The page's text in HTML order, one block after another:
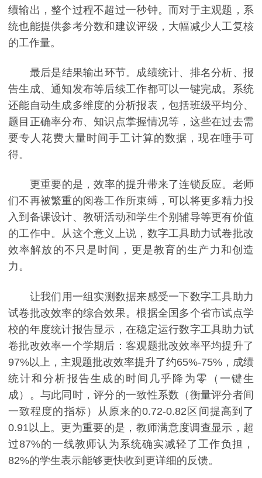
绩输出，整个过程不超过一秒钟。而对于主观题，系
统也能提供参考分数和建议评级，大幅减少人工复核
的工作量。
最后是结果输出环节。成绩统计、排名分析、报
告生成、通知发布等后续工作都可以一键完成。系统
还能自动生成多维度的分析报表，包括班级平均分、
题目正确率分布、知识点掌握情况等，这些在过去需
要专人花费大量时间手工计算的数据，现在唾手可
得。
更重要的是，效率的提升带来了连锁反应。老师
们不再被繁重的阅卷工作所束缚，可以将更多精力投
入到备课设计、教研活动和学生个别辅导等更有价值
的工作中。从这个意义上说，数字工具助力试卷批改
效率解放的不只是时间，更是教育的生产力和创造
力。
让我们用一组实测数据来感受一下数字工具助力
试卷批改效率的综合效果。根据全国多个省市试点学
校的年度统计报告显示，在稳定运行数字工具助力试
卷批改效率一个学期后：客观题批改效率平均提升了
97%以上，主观题批改效率提升了约65%-75%，成绩
统计和分析报告生成的时间几乎降为零（一键生
成）。与此同时，评分的一致性系数（衡量评分者间
一致程度的指标）从原来的0.72-0.82区间提高到了
0.91以上。更为重要的是，教师满意度调查显示，超
过87%的一线教师认为系统确实减轻了工作负担，
82%的学生表示能够更快收到更详细的反馈。